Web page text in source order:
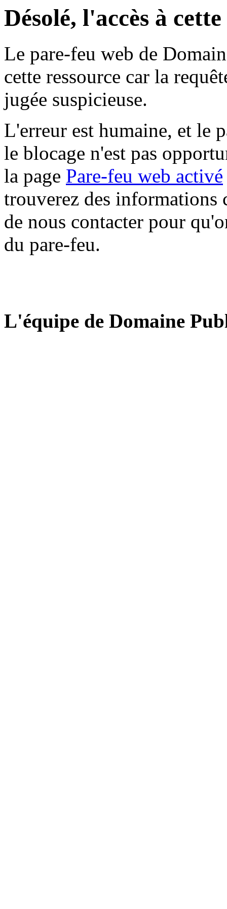
Désolé, l'accès à
Le pare-feu web de
cette ressource car la
jugée suspicieuse.
L'erreur est humaine, et le
le blocage n'est pas
la page Pare-feu web activé
trouverez des informations
de nous contacter pour
du pare-feu.
L'équipe de Domaine